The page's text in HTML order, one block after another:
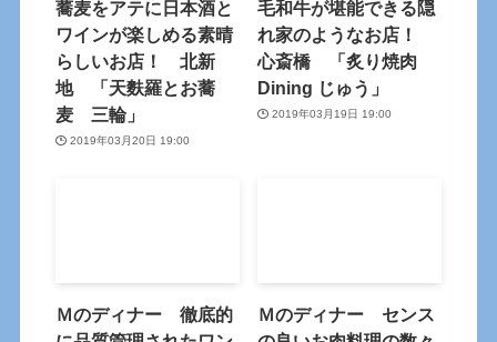
蕎麦をアテに日本酒と
ワインが楽しめる素晴
らしいお店！ 北新
地 「天麩羅とお蕎
麦 三輪」
2019年03月20日 19:00
毛和牛が堪能できる隠
れ家のようなお店！
心斎橋 「炙り焼肉
Dining じゅう」
2019年03月19日 19:00
Ｍのディナー 徹底的
Ｍのディナー センス